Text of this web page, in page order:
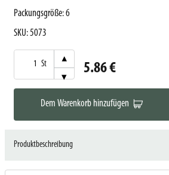
5.86 €
St
▾
▾
Dem Warenkorb hinzufügen
Packungsgröße:6
SKU:5073
Produktbeschreibung